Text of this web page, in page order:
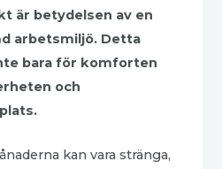
är betydelsen av en
arbetsmiljö. Detta
bara för komforten
och
kan vara stränga,